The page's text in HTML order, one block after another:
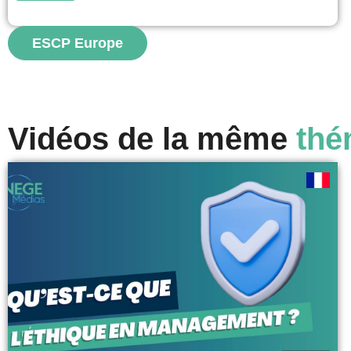
travail et de l'organisation. En mettant en dialogue des
situations managériales concrètes et des œuvres
théâtrales, il révèle...
ESCP Europe
Vidéos de la même